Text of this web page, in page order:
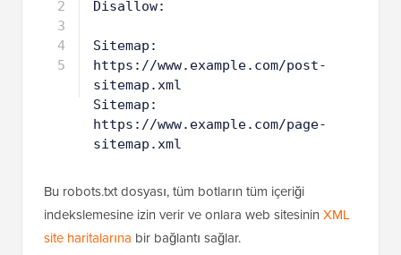
1
2
3
Disallow:
Sitemap:
https://www.example.com/post-
sitemap.xml
Sitemap:
sitemap.xml